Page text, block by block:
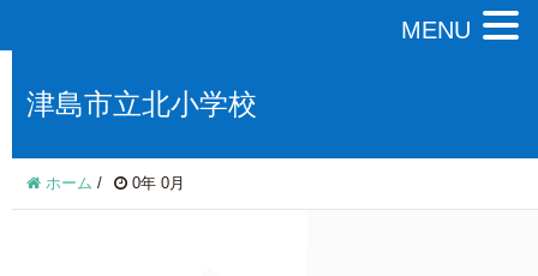
津島市立北小学校
ホーム / 0年 0月
MENU